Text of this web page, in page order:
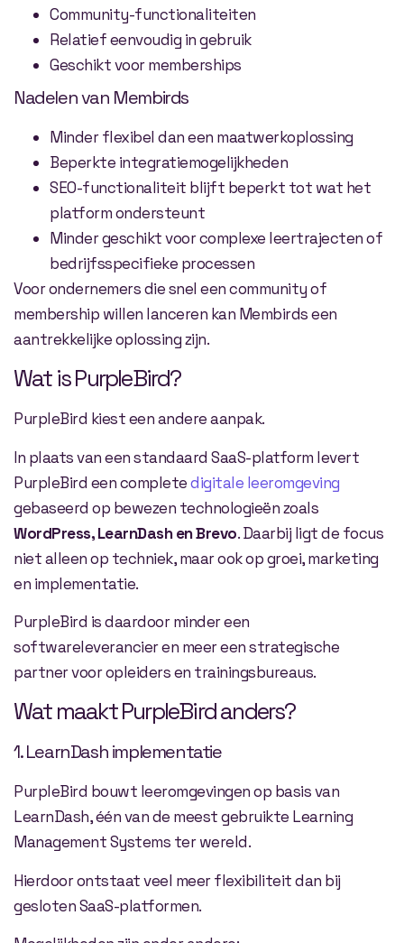
Community-functionaliteiten
Relatief eenvoudig in gebruik
Geschikt voor memberships
Nadelen van Membirds
Minder flexibel dan een maatwerkoplossing
Beperkte integratiemogelijkheden
SEO-functionaliteit blijft beperkt tot wat het
platform ondersteunt
Minder geschikt voor complexe leertrajecten of
bedrijfsspecifieke processen
Voor ondernemers die snel een community of
membership willen lanceren kan Membirds een
aantrekkelijke oplossing zijn.
Wat is PurpleBird?
PurpleBird kiest een andere aanpak.
In plaats van een standaard SaaS-platform levert
PurpleBird een completedigitale leeromgeving
gebaseerd op bewezen technologieën zoals
WordPress, LearnDash en Brevo. Daarbij ligt de focus
niet alleen op techniek, maar ook op groei, marketing
en implementatie.
PurpleBird is daardoor minder een
softwareleverancier en meer een strategische
partner voor opleiders en trainingsbureaus.
Wat maakt PurpleBird anders?
1. LearnDash implementatie
PurpleBird bouwt leeromgevingen op basis van
LearnDash, één van de meest gebruikte Learning
Management Systems ter wereld.
Hierdoor ontstaat veel meer flexibiliteit dan bij
gesloten SaaS-platformen.